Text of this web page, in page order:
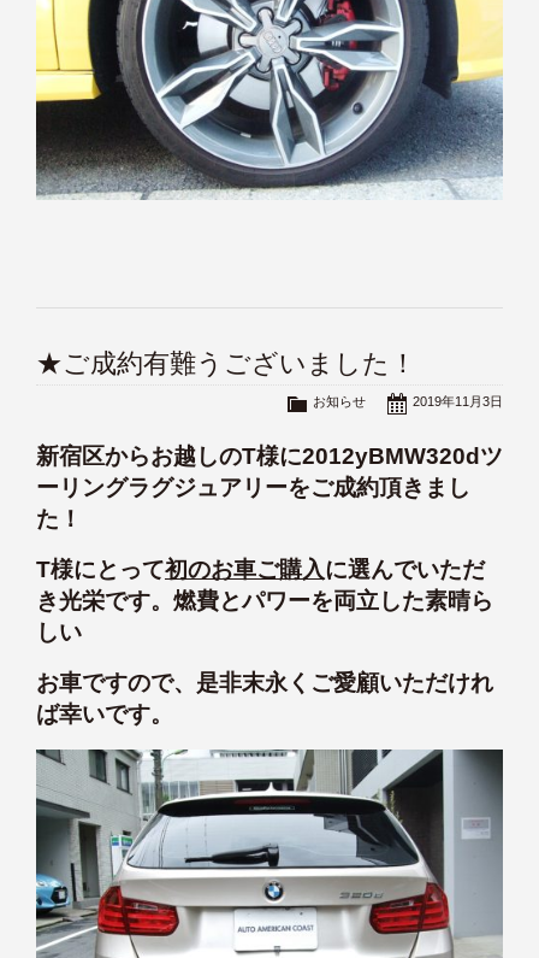
★ご成約有難うございました！
2019年11月3日
お知らせ
新宿区からお越しのT様に2012yBMW320dツ
ーリングラグジュアリーをご成約頂きまし
た！
T様にとって初のお車ご購入に選んでいただ
き光栄です。燃費とパワーを両立した素晴ら
しい
お車ですので、是非末永くご愛顧いただけれ
ば幸いです。